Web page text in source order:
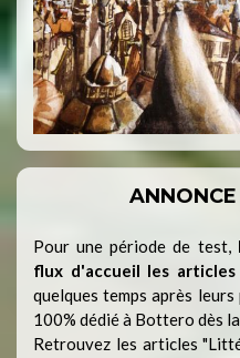
Pour une période de test,
flux d'accueil les articles
quelques temps après
100% dédié à Bottero dès
Retrouvez les articles